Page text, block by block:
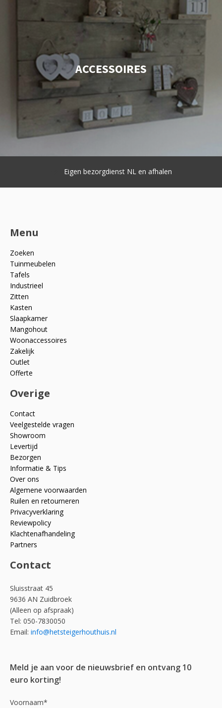
ACCESSOIRES
Eigen bezorgdienst NL en afhalen
Menu
Zoeken
Tuinmeubelen
Tafels
Industrieel
Zitten
Kasten
Slaapkamer
Mangohout
Woonaccessoires
Zakelijk
Outlet
Offerte
Overige
Contact
Veelgestelde vragen
Showroom
Levertijd
Bezorgen
Informatie & Tips
Over ons
Algemene voorwaarden
Ruilen en retourneren
Privacyverklaring
Reviewpolicy
Klachtenafhandeling
Partners
Contact
Sluisstraat 45
9636 AN Zuidbroek
(Alleen op afspraak)
Tel: 050-7830050
Email: info@hetsteigerhouthuis.nl
Meld je aan voor de nieuwsbrief en ontvang 10
euro korting!
Voornaam*